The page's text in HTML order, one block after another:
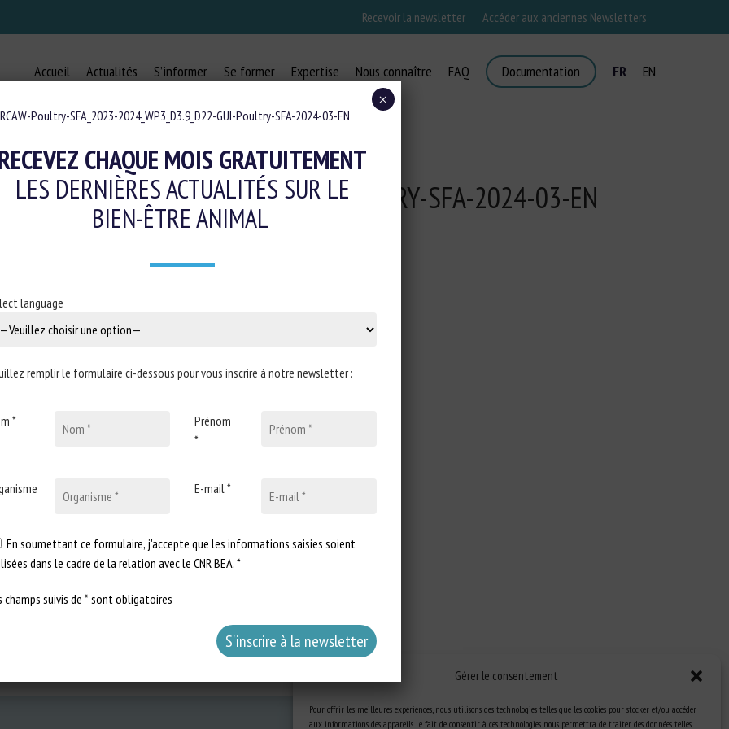
Gérer le consentement
Pour offrir les meilleures expériences, nous utilisons des technologies telles que les cookies pour stocker et/ou accéder
aux informations des appareils. Le fait de consentir à ces technologies nous permettra de traiter des données telles
Recevoir la newsletter Accéder aux anciennes Newsletters
Accueil Actualités S’informer Se former Expertise Nous connaître FAQ Documentation FR EN
2024_WP3_D3.9_D22-GUI-POULTRY-SFA-2024-03-EN
SFA-2024-03-EN
Poultry-SFA_2023-2024_WP3_D3.9_D22-GUI-Poultry-SFA-2024-03-EN
CHAQUE MOIS GRATUITEMENT
LES DERNIÈRES ACTUALITÉS SUR LE
BIEN-ÊTRE ANIMAL
language
remplir le formulaire ci-dessous pour vous inscrire à notre newsletter :
*
Prénom
*
E-mail *
En soumettant ce formulaire, j'accepte que les informations saisies soient
dans le cadre de la relation avec le CNR BEA. *
champs suivis de * sont obligatoires
×